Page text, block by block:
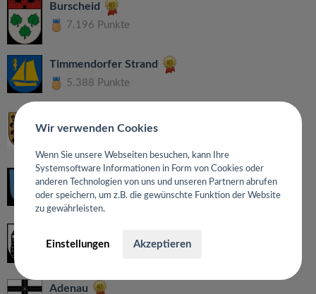
Burscheid
7.196 Punkte
Timmendorfer Strand
5.388 Punkte
Baiersbronn
3.333 Punkte
3.216 Punkte
Adenau
Wir verwenden Cookies
Wenn Sie unsere Webseiten besuchen, kann Ihre
Systemsoftware Informationen in Form von Cookies oder
anderen Technologien von uns und unseren Partnern abrufen
oder speichern, um z.B. die gewünschte Funktion der Website
zu gewährleisten.
Einstellungen Akzeptieren